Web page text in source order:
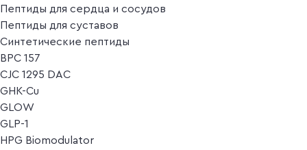
Пептиды для сердца и сосудов
Пептиды для суставов
Синтетические пептиды
BPC 157
CJC 1295 DAC
GHK-Cu
GLOW
GLP-1
HPG Biomodulator